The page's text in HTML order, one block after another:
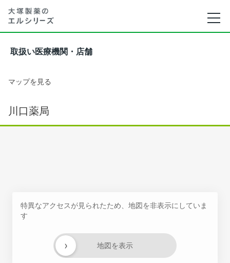
取扱い医療機関・店舗
マップを見る
川口薬局
特異なアクセスが見られたため、地図を非表示にしていま
す
地図を表示
›